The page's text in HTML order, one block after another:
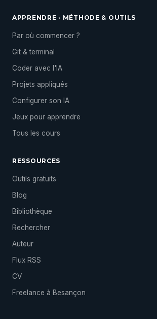
APPRENDRE · MÉTHODE & OUTILS
Par où commencer ?
Git & terminal
Coder avec l'IA
Projets appliqués
Configurer son IA
Jeux pour apprendre
Tous les cours
RESSOURCES
Outils gratuits
Blog
Bibliothèque
Rechercher
Auteur
Flux RSS
CV
Freelance à Besançon